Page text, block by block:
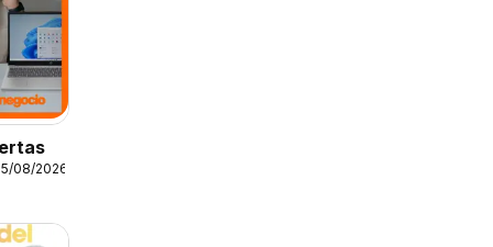
08/2026